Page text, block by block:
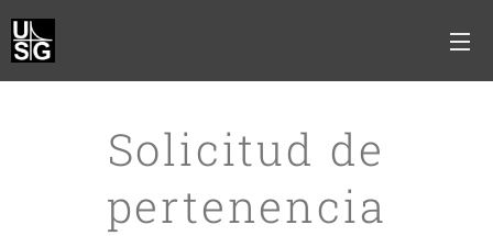
Solicitud de
pertenencia